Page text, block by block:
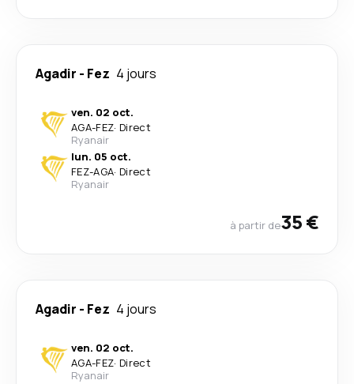
Agadir - Fez 4 jours
ven. 02 oct.
AGA-FEZ· Direct
Ryanair
lun. 05 oct.
FEZ-AGA· Direct
Ryanair
à partir de35 €
Agadir - Fez 4 jours
ven. 02 oct.
AGA-FEZ· Direct
Ryanair